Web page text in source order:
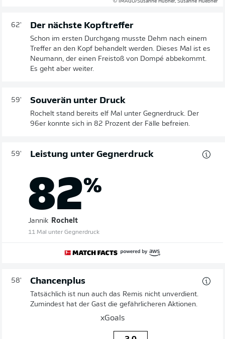
62' Der nächste Kopftreffer
Schon im ersten Durchgang musste Dehm nach einem
Treffer an den Kopf behandelt werden. Dieses Mal ist es
Neumann, der einen Freistoß von Dompé abbekommt.
Es geht aber weiter.
59' Souverän unter Druck
Rochelt stand bereits elf Mal unter Gegnerdruck. Der
96er konnte sich in 82 Prozent der Fälle befreien.
59' Leistung unter Gegnerdruck
82%
Jannik Rochelt
11 Mal unter Gegnerdruck
58' Chancenplus
Tatsächlich ist nun auch das Remis nicht unverdient.
Zumindest hat der Gast die gefährlicheren Aktionen.
xGoals